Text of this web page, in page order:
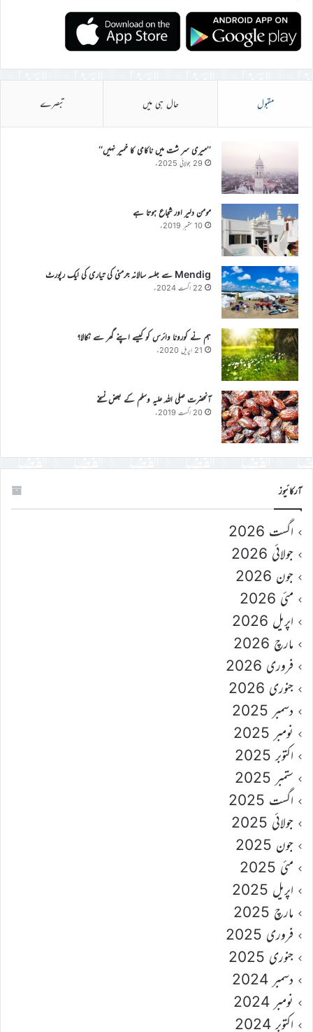
مقبول حال ہی میں تبصرے
’’میری سر شت میں ناکامی کا خمیر نہیں‘‘
29 جولائی 2025ء
مومن دلیر اور شجاع ہوتا ہے
10 ستمبر 2019ء
Mendig سے جلسہ سالانہ جرمنی کی تیاری کی ایک رپورٹ
22 اگست 2024ء
ہم نے کورونا وائرس کو کیسے اپنے گھر سے نکالا؟
21 اپریل 2020ء
آنحضرت صلی اللہ علیہ وسلم کے بعض نسخے
20 اگست 2019ء
آرکائیوز
اگست 2026
جولائی 2026
جون 2026
مئی 2026
اپریل 2026
مارچ 2026
فروری 2026
جنوری 2026
دسمبر 2025
نومبر 2025
اکتوبر 2025
ستمبر 2025
اگست 2025
جولائی 2025
جون 2025
مئی 2025
اپریل 2025
مارچ 2025
فروری 2025
جنوری 2025
دسمبر 2024
نومبر 2024
اکتوبر 2024